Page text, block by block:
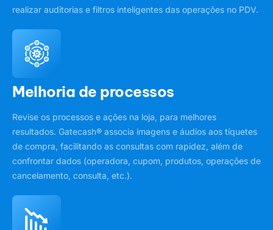
realizar auditorias e filtros inteligentes das operações no PDV.
Melhoria de processos
Revise os processos e ações na loja, para melhores
resultados. Gatecash® associa imagens e áudios aos tíquetes
de compra, facilitando as consultas com rapidez, além de
confrontar dados (operadora, cupom, produtos, operações de
cancelamento, consulta, etc.).